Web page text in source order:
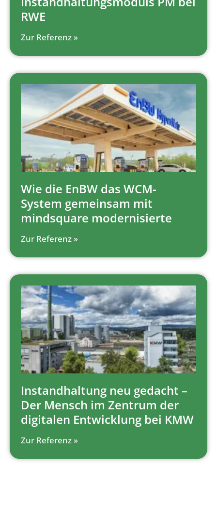
RWE
Zur Referenz »
Wie die EnBW das WCM-
System gemeinsam mit
mindsquare modernisierte
Zur Referenz »
Instandhaltung neu gedacht –
Der Mensch im Zentrum der
digitalen Entwicklung bei KMW
Zur Referenz »